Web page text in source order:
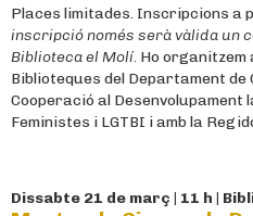
Places limitades. Inscripcions a
inscripció només serà vàlida un
Biblioteca el Molí. Ho organitzem
Biblioteques del Departament de
Cooperació al Desenvolupament
Feministes i LGTBI i amb la
Dissabte 21 de març | 11 h |